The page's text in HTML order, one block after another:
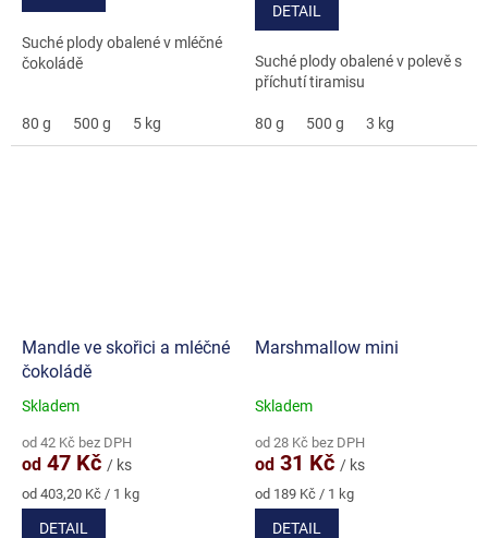
hvězdiček.
Suché plody obalené v mléčné
čokoládě
80 g 500 g 5 kg
DETAIL
Suché plody obalené v polevě s
příchutí tiramisu
80 g 500 g 3 kg
Mandle ve skořici a mléčné
čokoládě
Průměrné
produktu
je
4,8
z
Skladem
od 42 Kč bez DPH
od 47 Kč / ks
Měrná
cena:
od 403,20 Kč / 1 kg
DETAIL
Marshmallow mini
Průměrné
produktu
je
5,0
z
Skladem
od 28 Kč bez DPH
od 31 Kč / ks
Měrná
cena:
od 189 Kč / 1 kg
DETAIL